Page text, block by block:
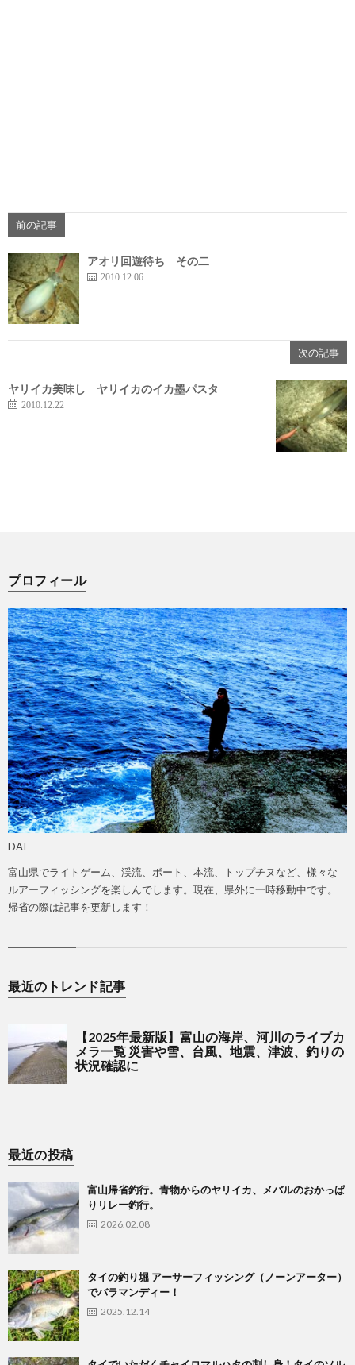
前の記事
アオリ回遊待ち その二
2010.12.06
次の記事
ヤリイカ美味し ヤリイカのイカ墨パスタ
2010.12.22
プロフィール
DAI
富山県でライトゲーム、渓流、ボート、本流、トップチヌなど、様々な
ルアーフィッシングを楽しんでします。現在、県外に一時移動中です。
帰省の際は記事を更新します！
最近のトレンド記事
最近の投稿
富山帰省釣行。青物からのヤリイカ、メバルのおかっぱ
りリレー釣行。
2026.02.08
タイの釣り堀 アーサーフィッシング（ノーンアーター）
でバラマンディー！
2025.12.14